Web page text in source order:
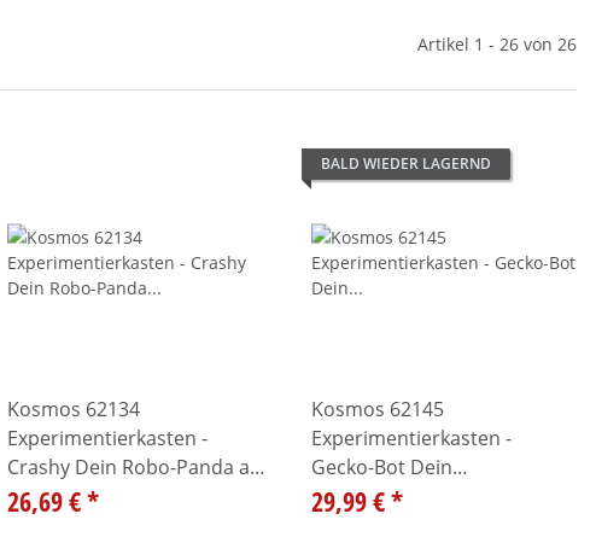
Artikel 1 - 26 von 26
Kosmos 62134
Experimentierkasten -
Crashy Dein Robo-Panda auf
Kollisions-Kurs!
26,69 €*
BALD WIEDER LAGERND
Kosmos 62145
Experimentierkasten -
Gecko-Bot Dein
Scheibenkletter-Roboter
29,99 €*